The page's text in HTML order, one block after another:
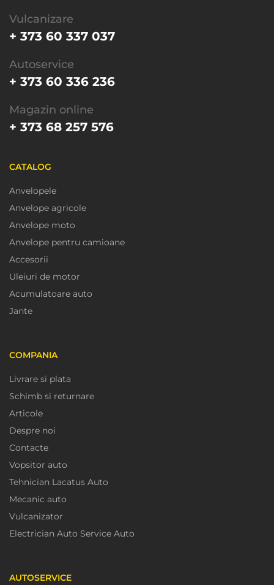
Vulcanizare
+ 373 60 337 037
Autoservice
+ 373 60 336 236
Magazin online
+ 373 68 257 576
CATALOG
Anvelopele
Anvelope agricole
Anvelope moto
Anvelope pentru camioane
Accesorii
Uleiuri de motor
Acumulatoare auto
Jante
COMPANIA
Livrare si plata
Schimb si returnare
Articole
Despre noi
Contacte
Vopsitor auto
Tehnician Lacatus Auto
Mecanic auto
Vulcanizator
Electrician Auto Service Auto
AUTOSERVICE